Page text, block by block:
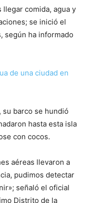
comida, agua y
se inició el
según ha informado
de una ciudad en
su barco se hundió
hasta esta isla
con cocos.
aéreas llevaron a
pudimos detectar
señaló el oficial
Distrito de la